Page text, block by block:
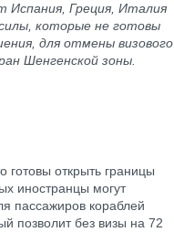
Испания, Греция, Италия
которые не готовы
для отмены визового
Шенгенской зоны.
готовы открыть границы
иностранцы могут
пассажиров кораблей
позволит без визы на 72